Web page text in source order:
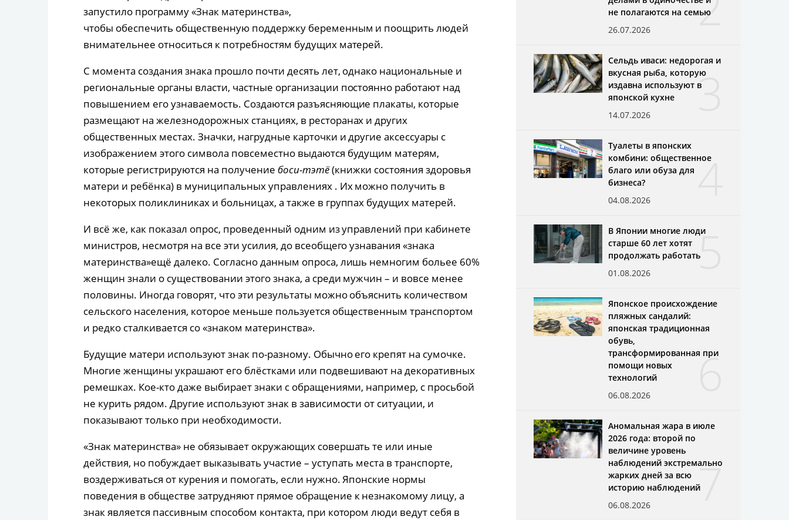
запустило программу «Знак материнства»,
чтобы обеспечить общественную поддержку беременным и поощрить людей
внимательнее относиться к потребностям будущих матерей.
С момента создания знака прошло почти десять лет, однако национальные и
региональные органы власти, частные организации постоянно работают над
повышением его узнаваемость. Создаются разъясняющие плакаты, которые
размещают на железнодорожных станциях, в ресторанах и других
общественных местах. Значки, нагрудные карточки и другие аксессуары с
изображением этого символа повсеместно выдаются будущим матерям,
которые регистрируются на получение боси-тэтё(книжки состояния здоровья
матери и ребёнка) в муниципальных управлениях . Их можно получить в
некоторых поликлиниках и больницах, а также в группах будущих матерей.
И всё же, как показал опрос, проведенный одним из управлений при кабинете
министров, несмотря на все эти усилия, до всеобщего узнавания «знака
материнства»ещё далеко. Согласно данным опроса, лишь немногим больее 60%
женщин знали о существовании этого знака, а среди мужчин – и вовсе менее
половины. Иногда говорят, что эти результаты можно объяснить количеством
сельского населения, которое меньше пользуется общественным транспортом
и редко сталкивается со «знаком материнства».
Будущие матери используют знак по-разному. Обычно его крепят на сумочке.
Многие женщины украшают его блёстками или подвешивают на декоративных
ремешках. Кое-кто даже выбирает знаки с обращениями, например, с просьбой
не курить рядом. Другие используют знак в зависимости от ситуации, и
показывают только при необходимости.
«Знак материнства» не обязывает окружающих совершать те или иные
действия, но побуждает выказывать участие – уступать места в транспорте,
воздерживаться от курения и помогать, если нужно. Японские нормы
поведения в обществе затрудняют прямое обращение к незнакомому лицу, а
знак является пассивным способом контакта, при котором люди ведут себя в
не полагаются на семью
26.07.2026
3
Сельдь иваси: недорогая и
вкусная рыба, которую
издавна используют в
японской кухне
14.07.2026
4
Туалеты в японских
комбини: общественное
благо или обуза для
бизнеса?
04.08.2026
5
В Японии многие люди
старше 60 лет хотят
продолжать работать
01.08.2026
6
Японское происхождение
пляжных сандалий:
японская традиционная
обувь,
трансформированная при
помощи новых
технологий
06.08.2026
7
Аномальная жара в июле
2026 года: второй по
величине уровень
наблюдений экстремально
жарких дней за всю
историю наблюдений
06.08.2026